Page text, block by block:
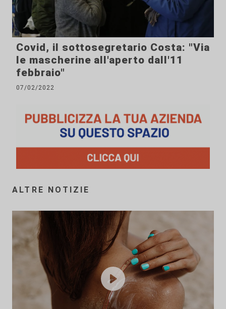
Covid, il sottosegretario Costa: "Via
le mascherine all'aperto dall'11
febbraio"
07/02/2022
ALTRE NOTIZIE